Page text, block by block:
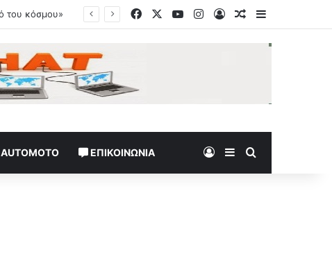
FacebookYouTubeInstagram
Log InRandom Article
Sidebar
AUTOMOTO ΕΠΙΚΟΙΝΩΝΊΑ Log InSidebar